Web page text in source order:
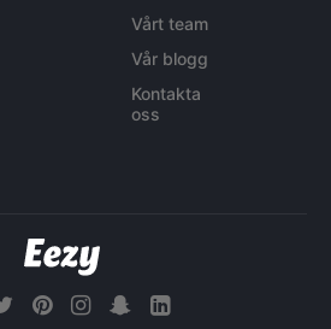
Vårt team
Vår blogg
Kontakta
oss